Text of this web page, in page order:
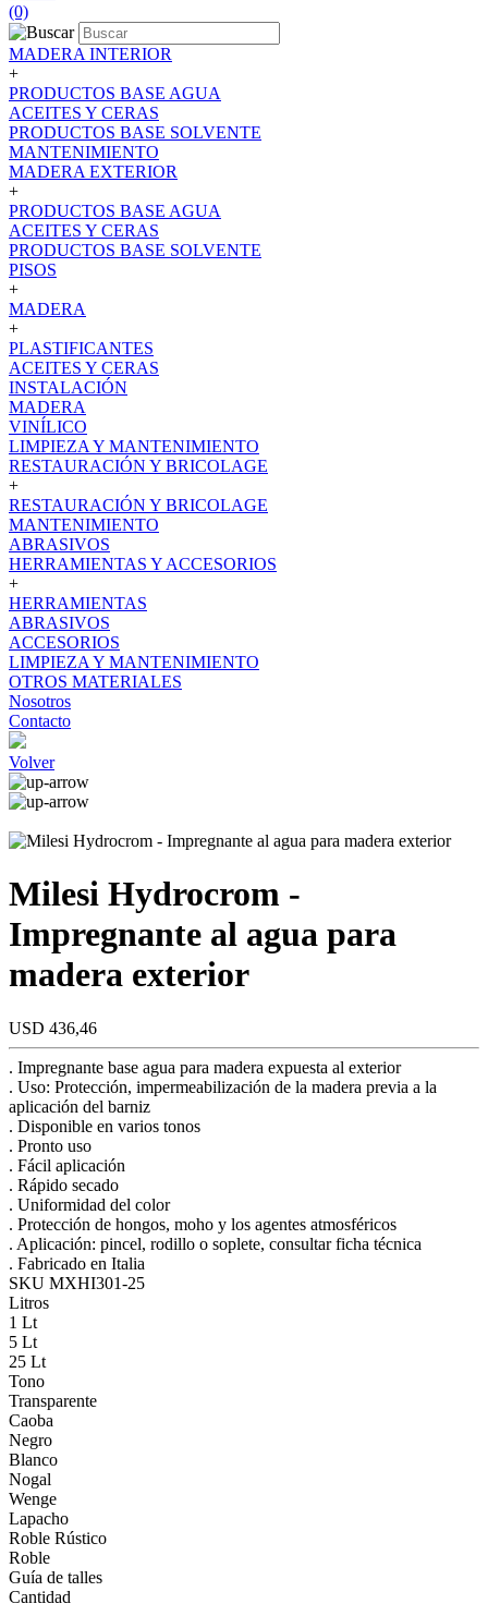
(0)
MADERA INTERIOR
+
PRODUCTOS BASE AGUA
ACEITES Y CERAS
PRODUCTOS BASE SOLVENTE
MANTENIMIENTO
MADERA EXTERIOR
+
PRODUCTOS BASE AGUA
ACEITES Y CERAS
PRODUCTOS BASE SOLVENTE
PISOS
+
MADERA
+
PLASTIFICANTES
ACEITES Y CERAS
INSTALACIÓN
MADERA
VINÍLICO
LIMPIEZA Y MANTENIMIENTO
RESTAURACIÓN Y BRICOLAGE
+
RESTAURACIÓN Y BRICOLAGE
MANTENIMIENTO
ABRASIVOS
HERRAMIENTAS Y ACCESORIOS
+
HERRAMIENTAS
ABRASIVOS
ACCESORIOS
LIMPIEZA Y MANTENIMIENTO
OTROS MATERIALES
Nosotros
Contacto
Volver
Milesi Hydrocrom -
Impregnante al agua para
madera exterior
USD 436,46
. Impregnante base agua para madera expuesta al exterior
. Uso: Protección, impermeabilización de la madera previa a la
aplicación del barniz
. Disponible en varios tonos
. Pronto uso
. Fácil aplicación
. Rápido secado
. Uniformidad del color
. Protección de hongos, moho y los agentes atmosféricos
. Aplicación: pincel, rodillo o soplete, consultar ficha técnica
. Fabricado en Italia
SKU MXHI301-25
Litros
1 Lt
5 Lt
25 Lt
Tono
Transparente
Caoba
Negro
Blanco
Nogal
Wenge
Lapacho
Roble Rústico
Roble
Guía de talles
Cantidad